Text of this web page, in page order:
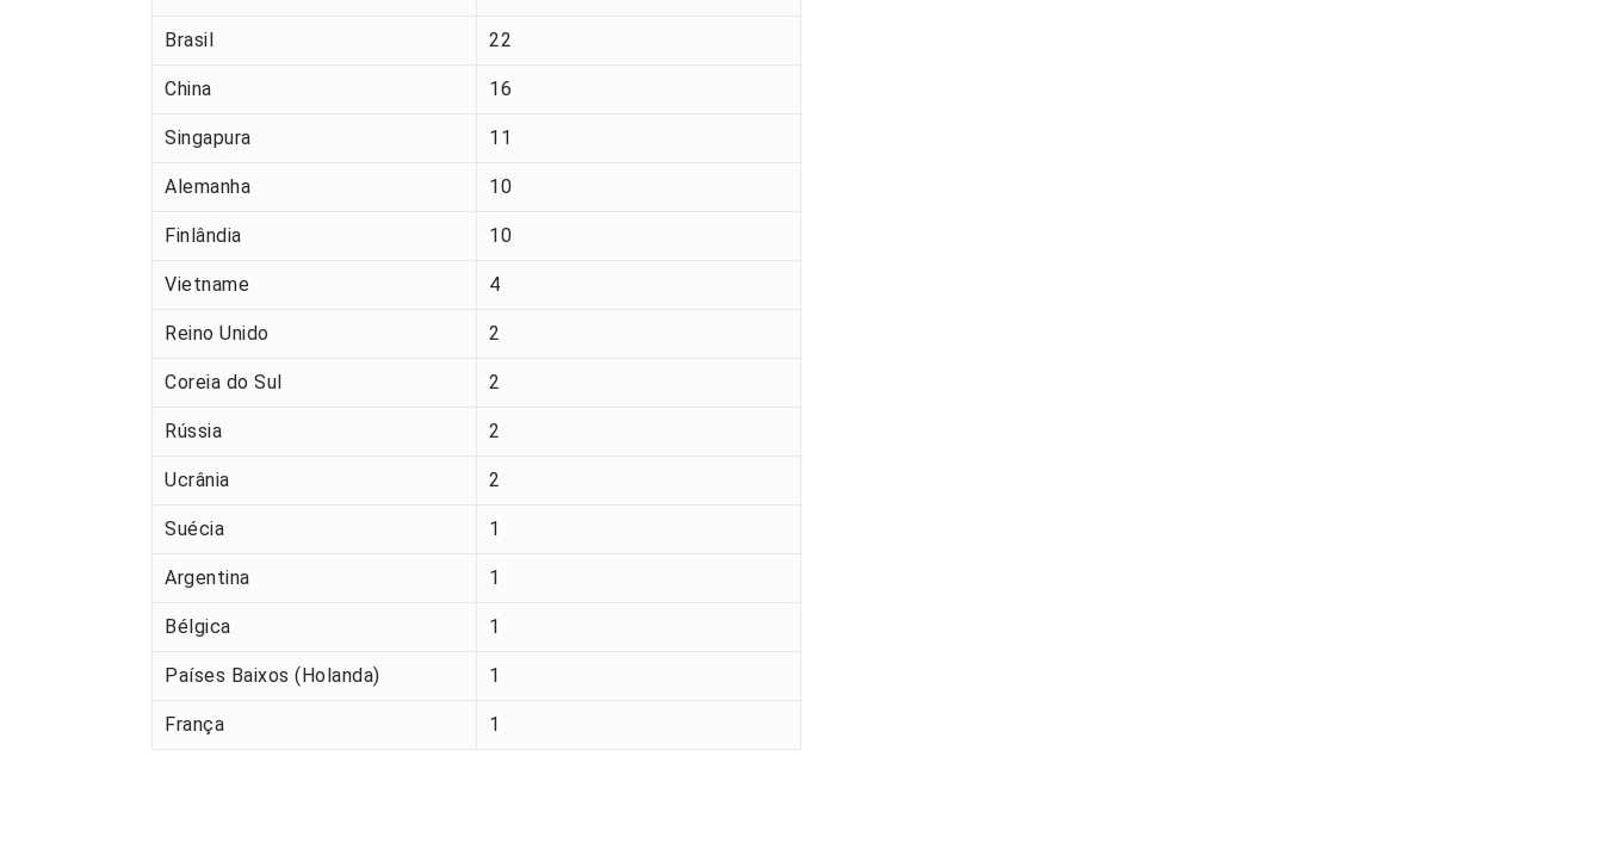
Brasil 22
China 16
Singapura 11
Alemanha 10
Finlândia 10
Vietname 4
Reino Unido 2
Coreia do Sul 2
Rússia 2
Ucrânia 2
Suécia 1
Argentina 1
Bélgica 1
Países Baixos (Holanda) 1
França 1